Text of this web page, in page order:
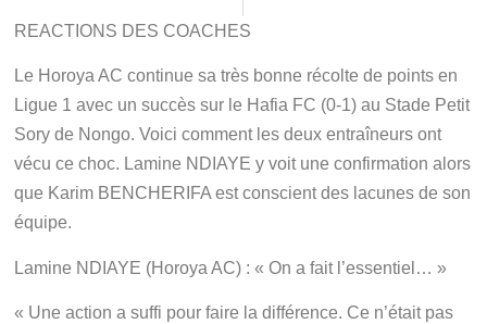
REACTIONS DES COACHES
Le Horoya AC continue sa très bonne récolte de points en
Ligue 1 avec un succès sur le Hafia FC (0-1) au Stade Petit
Sory de Nongo. Voici comment les deux entraîneurs ont
vécu ce choc. Lamine NDIAYE y voit une confirmation alors
que Karim BENCHERIFA est conscient des lacunes de son
équipe.
Lamine NDIAYE (Horoya AC) : « On a fait l’essentiel… »
« Une action a suffi pour faire la différence. Ce n’était pas